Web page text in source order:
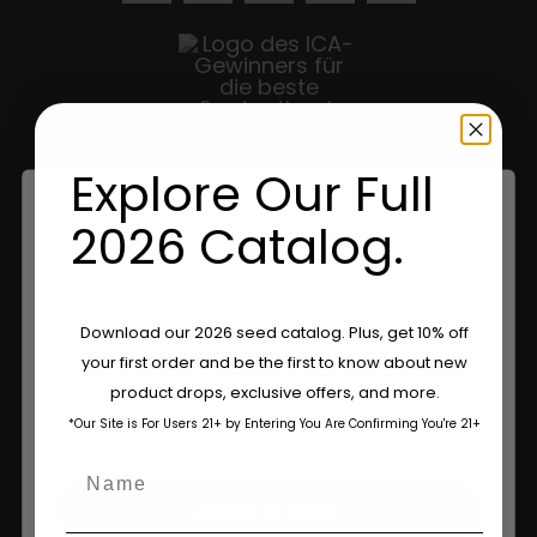
Shop US
EU-Shop
Are You Aged 18 Or Over?
The content and products of our website is reserved for
those of legal age.Please see Terms & Conditions.
Explore Our Full
2026 Catalog.
Download our 2026 seed catalog. Plus, get 10% off
your first order and be the first to know about new
product drops, exclusive offers, and more.
*Our Site is For Users 21+ by Entering You Are Confirming You're 21+